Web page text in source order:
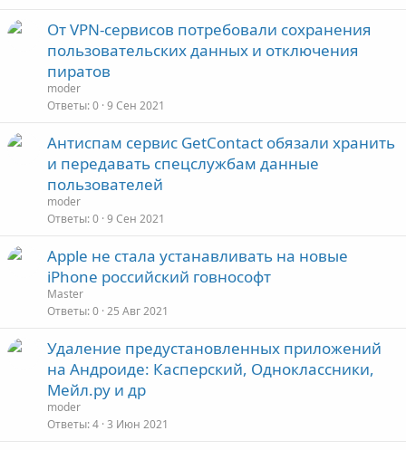
От VPN-сервисов потребовали сохранения
пользовательских данных и отключения
пиратов
moder
Ответы 0 9 Сен 2021
Антиспам сервис GetContact обязали хранить
и передавать спецслужбам данные
пользователей
moder
Ответы 0 9 Сен 2021
Apple не стала устанавливать на новые
iPhone российский говнософт
Master
Ответы 0 25 Авг 2021
Удаление предустановленных приложений
на Андроиде: Касперский, Одноклассники,
Мейл.ру и др
moder
Ответы 4 3 Июн 2021